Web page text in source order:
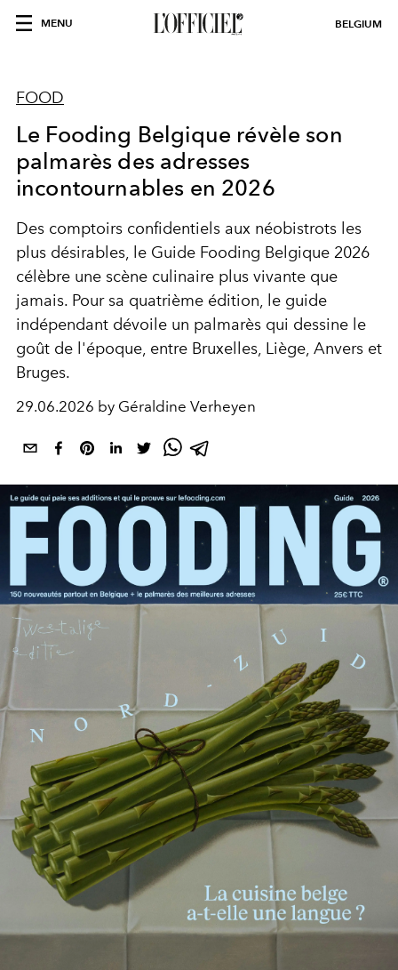
MENU BELGIUM
FOOD
Le Fooding Belgique révèle son
palmarès des adresses
incontournables en 2026
Des comptoirs confidentiels aux néobistrots les
plus désirables, le Guide Fooding Belgique 2026
célèbre une scène culinaire plus vivante que
jamais. Pour sa quatrième édition, le guide
indépendant dévoile un palmarès qui dessine le
goût de l'époque, entre Bruxelles, Liège, Anvers et
Bruges.
29.06.2026 by Géraldine Verheyen